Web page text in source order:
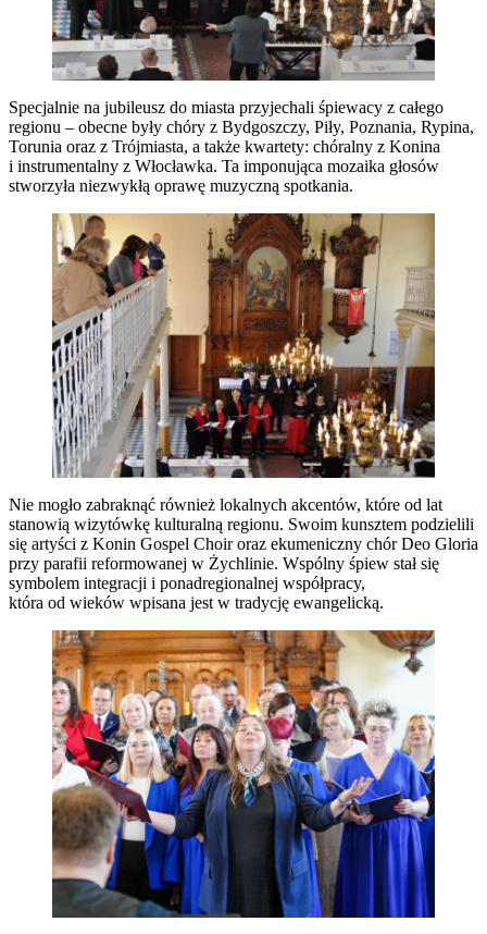
Specjalnie na jubileusz do miasta przyjechali śpiewacy z całego
regionu – obecne były chóry z Bydgoszczy, Piły, Poznania, Rypina,
Torunia oraz z Trójmiasta, a także kwartety: chóralny z Konina
i instrumentalny z Włocławka. Ta imponująca mozaika głosów
stworzyła niezwykłą oprawę muzyczną spotkania.
Nie mogło zabraknąć również lokalnych akcentów, które od lat
stanowią wizytówkę kulturalną regionu. Swoim kunsztem podzielili
się artyści z Konin Gospel Choir oraz ekumeniczny chór Deo Gloria
przy parafii reformowanej w Żychlinie. Wspólny śpiew stał się
symbolem integracji i ponadregionalnej współpracy,
która od wieków wpisana jest w tradycję ewangelicką.